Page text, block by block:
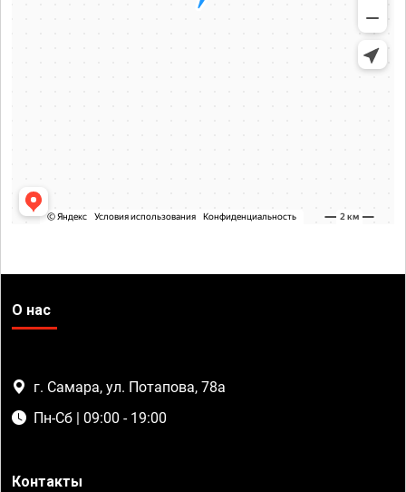
О нас
г. Самара, ул. Потапова, 78а
Пн-Сб | 09:00 - 19:00
Контакты